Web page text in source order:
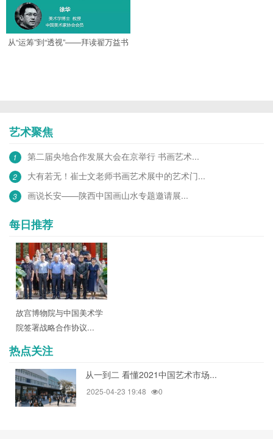
从“运筹”到“透视”——拜读翟万益书
艺术聚焦
1 第二届央地合作发展大会在京举行 书画艺术...
2 大有若无！崔士文老师书画艺术展中的艺术门...
3 画说长安——陕西中国画山水专题邀请展...
每日推荐
故宫博物院与中国美术学
院签署战略合作协议...
热点关注
从一到二 看懂2021中国艺术市场...
2025-04-23 19:48 0